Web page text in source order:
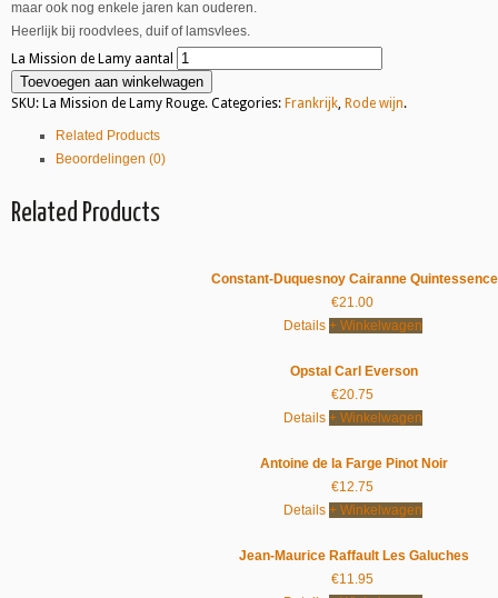
maar ook nog enkele jaren kan ouderen.
Heerlijk bij roodvlees, duif of lamsvlees.
La Mission de Lamy aantal
Toevoegen aan winkelwagen
SKU: La Mission de Lamy Rouge. Categories: Frankrijk, Rode wijn.
Related Products
Beoordelingen (0)
Related Products
Constant-Duquesnoy Cairanne Quintessence
€21.00
Details + Winkelwagen
Opstal Carl Everson
€20.75
Details + Winkelwagen
Antoine de la Farge Pinot Noir
€12.75
Details + Winkelwagen
Jean-Maurice Raffault Les Galuches
€11.95